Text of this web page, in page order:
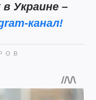
Украине –
канал!